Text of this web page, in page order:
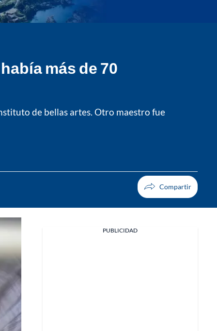
más de 70
de bellas artes. Otro maestro fue
PUBLICIDAD